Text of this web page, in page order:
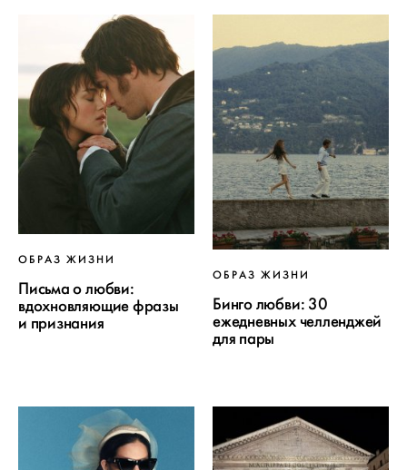
ОБРАЗ ЖИЗНИ
Письма о любви:
вдохновляющие фразы
и признания
ОБРАЗ ЖИЗНИ
Бинго любви: 30
ежедневных челленджей
для пары